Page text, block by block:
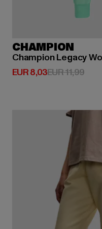
CHAMPION
EUR 8,03
Derzeitiger Preis: EUR
EUR 11,99